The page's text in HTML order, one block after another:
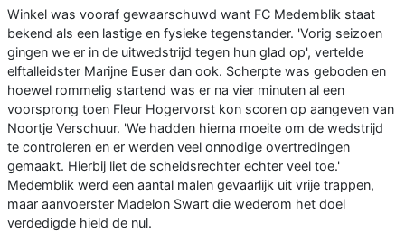
Winkel was vooraf gewaarschuwd want FC Medemblik staat
bekend als een lastige en fysieke tegenstander. 'Vorig seizoen
gingen we er in de uitwedstrijd tegen hun glad op', vertelde
elftalleidster Marijne Euser dan ook. Scherpte was geboden en
hoewel rommelig startend was er na vier minuten al een
voorsprong toen Fleur Hogervorst kon scoren op aangeven van
Noortje Verschuur. 'We hadden hierna moeite om de wedstrijd
te controleren en er werden veel onnodige overtredingen
gemaakt. Hierbij liet de scheidsrechter echter veel toe.'
Medemblik werd een aantal malen gevaarlijk uit vrije trappen,
maar aanvoerster Madelon Swart die wederom het doel
verdedigde hield de nul.